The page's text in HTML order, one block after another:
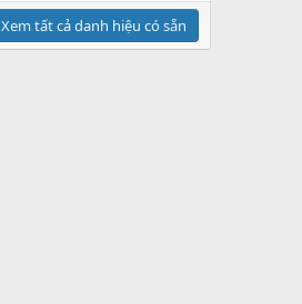
Xem tất cả danh hiệu có sẵn